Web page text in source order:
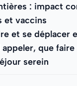
: impact
et vaccins
et se déplacer
que faire
serein